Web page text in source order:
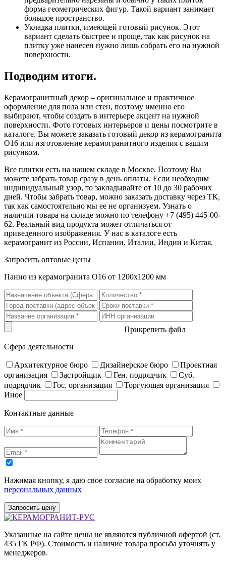
форма геометрических фигур. Такой вариант занимает
большое пространство.
Укладка плитки, имеющей готовый рисунок. Этот
вариант сделать быстрее и проще, так как рисунок на
плитку уже нанесен нужно лишь собрать его на нужной
поверхности.
Подводим итоги.
Керамогранитный декор – оригинальное и практичное
оформление для пола или стен, поэтому именно его
выбирают, чтобы создать в интерьере акцент на нужной
поверхности. Фото готовых интерьеров и цены посмотрите в
каталоге. Вы можете заказать готовый декор из керамогранита
О16 или изготовление керамогранитного изделия с вашим
рисунком.
Все плитки есть на нашем складе в Москве. Поэтому Вы
можете забрать товар сразу в день оплаты. Если необходим
индивидуальный узор, то закладывайте от 10 до 30 рабочих
дней. Чтобы забрать товар, можно заказать доставку через ТК,
так как самостоятельно мы ее не организуем. Узнать о
наличии товара на складе можно по телефону +7 (495) 445-00-
62. Реальный вид продукта может отличаться от
приведенного изображения. У нас в каталоге есть
керамогранит из России, Испании, Италии, Индии и Китая.
Запросить оптовые цены
Панно из керамогранита О16 от 1200х1200 мм
Прикрепить файл
Сфера деятельности
Архитектурное бюро Дизайнерское бюро
Проектная
организация
Застройщик Ген. подрядчик
Суб.
подрядчик
Гос. организация
Торгующая организация
Иное
Контактные данные
Нажимая кнопку, я даю свое согласие на обработку моих
персональных данных
Запросить цену
Указанные на сайте цены не являются публичной офертой (ст.
435 ГК РФ). Стоимость и наличие товара просьба уточнять у
менеджеров.